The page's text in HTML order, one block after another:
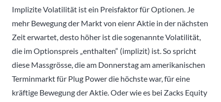
Implizite Volatilität ist ein Preisfaktor für Optionen. Je
mehr Bewegung der Markt von eienr Aktie in der nächsten
Zeit erwartet, desto höher ist die sogenannte Volatilität,
die im Optionspreis „enthalten“ (implizit) ist. So spricht
diese Massgrösse, die am Donnerstag am amerikanischen
Terminmarkt für Plug Power die höchste war, für eine
kräftige Bewegung der Aktie. Oder wie es bei Zacks Equity